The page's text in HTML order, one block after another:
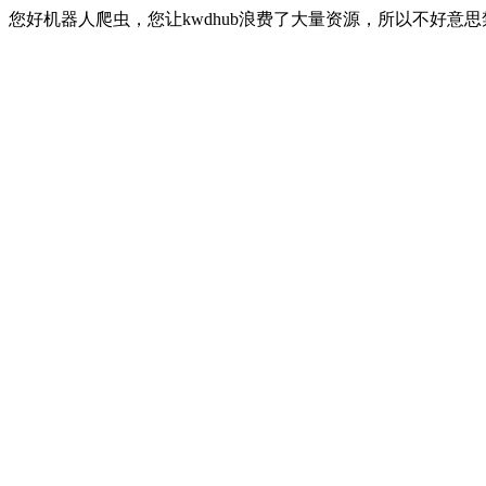
您好机器人爬虫，您让kwdhub浪费了大量资源，所以不好意思